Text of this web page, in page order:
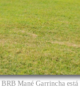
Mané Garrincha